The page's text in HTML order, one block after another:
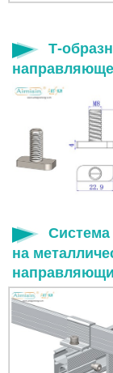
Т-
Система
на